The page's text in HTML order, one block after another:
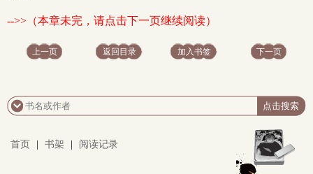
-->>（本章未完，请点击下一页继续阅读）
上一页 返回目录 加入书签 下一页
首页 书架 阅读记录